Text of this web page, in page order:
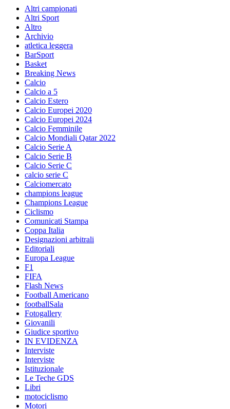
Altri campionati
Altri Sport
Altro
Archivio
atletica leggera
BarSport
Basket
Breaking News
Calcio
Calcio a 5
Calcio Estero
Calcio Europei 2020
Calcio Europei 2024
Calcio Femminile
Calcio Mondiali Qatar 2022
Calcio Serie A
Calcio Serie B
Calcio Serie C
calcio serie C
Calciomercato
champions league
Champions League
Ciclismo
Comunicati Stampa
Coppa Italia
Designazioni arbitrali
Editoriali
Europa League
F1
FIFA
Flash News
Football Americano
footballSala
Fotogallery
Giovanili
Giudice sportivo
IN EVIDENZA
Interviste
Interviste
Istituzionale
Le Teche GDS
Libri
motociclismo
Motori